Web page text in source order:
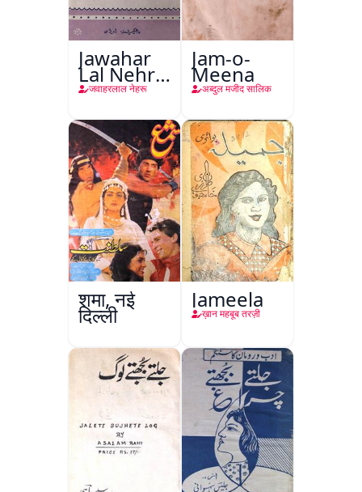
Jawahar
Lal Nehru
Ki
(Jang-e-
Azadi)
जवाहरलाल नेहरू
Jam-o-
Meena
अब्दुल मजीद सालिक
शमा, नई
दिल्ली
Jameela
ख़ान महबूब तरज़ी